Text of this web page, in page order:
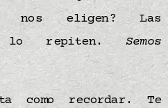
nos eligen? Las
lo repiten. Semos
como recordar. Te